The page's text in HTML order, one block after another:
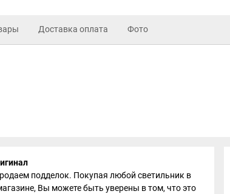
Доставка оплата Фото
подделок. Покупая любой светильник в
Вы можете быть уверены в том, что это